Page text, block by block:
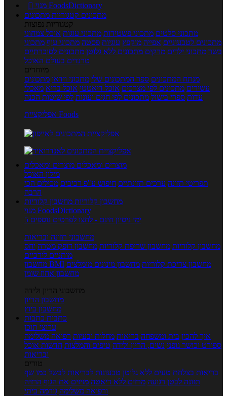

מנוי FoodsDictionary
מתכונים קטגוריות מתכונים
קטגוריות נפוצות
מתכוני סלטים מתכוני פשטידות מתכוני עוגות אוכל צמחוני
מתכונים לטבעוניים אפייה מוקפץ עוגיות פסטה מתכוני עוף מתכוני
בשר מתכוני ילדים מרקים מתכונים ללא גלוטן מתכונים לסוכרתיים
טרנדים בעולם האוכל
מיוחדים
מנתח המתכונים ספר המתכונים שלי מתכוני וידאו מתכונים
עשירים מתכונים לפי מצרכים אוכל דיאטטי אוכל בריא מאכלי
עדות ספרי בישול מתכונים לפי חגים ועונות לפי שיטות הכנה
אפליקציית Foods
מוצרים ומאכלים מוצרים ומאכלים
מילון האוכל
תפריטי תזונה ערכים תזונתיים חיפוש ע"פ רכיבים מכילים הכי
הרבה
מחשבון קלוריות מחשבון קלוריות
מנוי FoodsDictionary
5 ימי ניסיון חינם - לחצו לפרטים נוספים
מחשבוני תזונה ובריאות
מחשבון קלוריות מחשבון שריפת קלוריות מחשבון דופק מטרה יחס
מותניים לירכיים
מחשבון BMI
מחשבון צריכת קלוריות מחשבון מינונים מומלצים
מחשבון אחוז שומן
מחשבוני הריון ולידה
מחשבון הריון
מחשבון ביוץ
כתבות כתבות
ערוצי תוכן
איך להכין בית ומשפחה בריאות מחלות ובעיות רפואה משלימה
ספורט וכושר גופני נשים, הריון ולידה טיפים והמלצות חדשות אוכל
ובריאות
טורים
בריאות בצלחת טעים ללא גלוטן טבעונות לבריאות לבשל כמו שף
תזונה לבטן רגועה מרזים ללא דיאטה מזיזים את הגוף הרזיה
ורפואה משלימה גורמה ביתי